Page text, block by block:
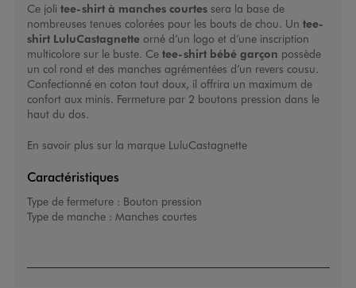
Ce joli tee-shirt à manches courtessera la base de
nombreuses tenues colorées pour les bouts de chou. Un tee-
shirt LuluCastagnetteorné d’un logo et d’une inscription
multicolore sur le buste. Ce tee-shirt bébé garçon possède
un col rond et des manches agrémentées d’un revers cousu.
Confectionné en coton tout doux, il offrira un maximum de
confort aux minis. Fermeture par 2 boutons pression dans le
haut du dos.
En savoir plus sur la marque LuluCastagnette
Caractéristiques
Type de fermeture : Bouton pression
Type de manche : Manches courtes